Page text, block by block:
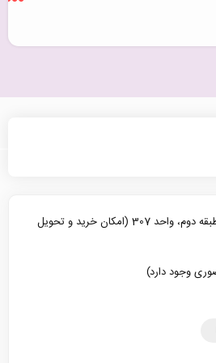
یزد، خیابان آیت الله کاشانی، مجتمع تجاری شهاب، طبقه دوم، واحد 307 (امکان خرید و تحویل